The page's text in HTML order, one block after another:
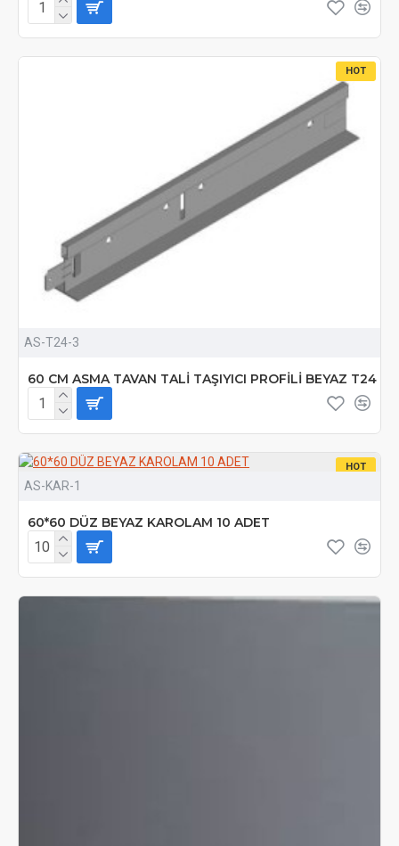
HOT
AS-T24-3
60 CM ASMA TAVAN TALİ TAŞIYICI PROFİLİ BEYAZ T24
HOT
AS-KAR-1
60*60 DÜZ BEYAZ KAROLAM 10 ADET